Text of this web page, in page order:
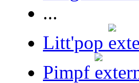
...
Litt'pop
Pimpf